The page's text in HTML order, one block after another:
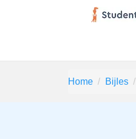
Home Bijles